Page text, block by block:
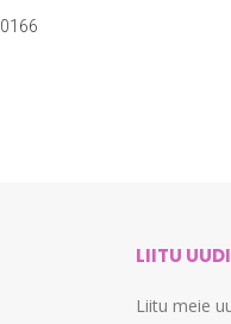
LIITU
Liitu meie